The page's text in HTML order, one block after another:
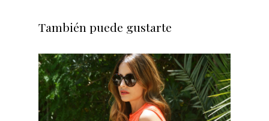
También puede gustarte